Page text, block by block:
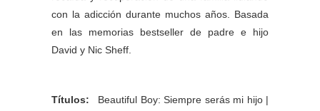
con la adicción durante muchos años. Basada
en las memorias bestseller de padre e hijo
David y Nic Sheff.
Títulos:
Beautiful Boy: Siempre serás mi hijo |